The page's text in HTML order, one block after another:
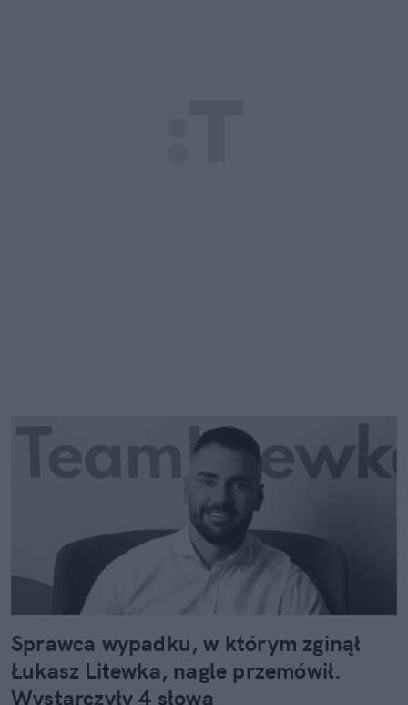
Sprawca wypadku, w którym zginął
Łukasz Litewka, nagle przemówił.
Wystarczyły 4 słowa